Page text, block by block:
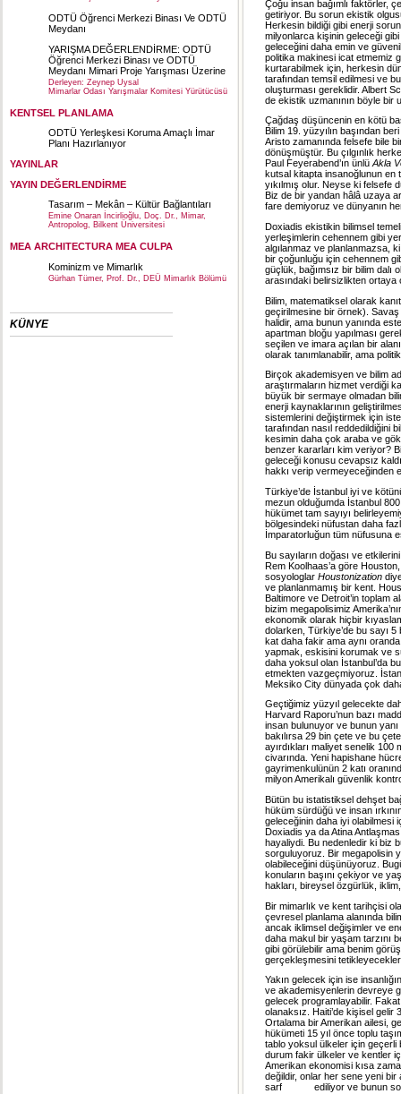
ODTÜ Öğrenci Merkezi Binası Ve ODTÜ
Meydanı
YARIŞMA DEĞERLENDİRME: ODTÜ
Öğrenci Merkezi Binası ve ODTÜ
Meydanı Mimari Proje Yarışması Üzerine
Derleyen: Zeynep Uysal
Mimarlar Odası Yarışmalar Komitesi Yürütücüsü
KENTSEL PLANLAMA
ODTÜ Yerleşkesi Koruma Amaçlı İmar
Planı Hazırlanıyor
YAYINLAR
YAYIN DEĞERLENDİRME
Tasarım – Mekân – Kültür Bağlantıları
Emine Onaran İncirlioğlu, Doç. Dr., Mimar,
Antropolog, Bilkent Üniversitesi
MEA ARCHITECTURA MEA CULPA
Kominizm ve Mimarlık
Gürhan Tümer, Prof. Dr., DEÜ Mimarlık Bölümü
KÜNYE
Çoğu insan bağımlı faktörler,
getiriyor. Bu sorun ekistik
Herkesin bildiği gibi enerji
milyonlarca kişinin geleceği gibi
geleceğini daha emin ve
politika makinesi icat etmemiz
kurtarabilmek için, herkesin
tarafından temsil edilmesi ve
oluşturması gereklidir. Albert
de ekistik uzmanının böyle bir
Çağdaş düşüncenin en kötü
Bilim 19. yüzyılın başından
Aristo zamanında felsefe bile
dönüşmüştür. Bu çılgınlık
Paul Feyerabend’ın ünlüAkla
kutsal kitapta insanoğlunun en
yıkılmış olur. Neyse ki felsefe
Biz de bir yandan hâlâ uzaya
fare demiyoruz ve dünyanın
Doxiadis ekistikin bilimsel
yerleşimlerin cehennem gibi
algılanmaz ve planlanmazsa,
bir çoğunluğu için cehennem
güçlük, bağımsız bir bilim
arasındaki belirsizlikten ortaya
Bilim, matematiksel olarak
geçirilmesine bir örnek).
halidir, ama bunun yanında
apartman bloğu yapılması
seçilen ve imara açılan bir
olarak tanımlanabilir, ama
Birçok akademisyen ve bilim
araştırmaların hizmet verdiği
büyük bir sermaye olmadan
enerji kaynaklarının
sistemlerini değiştirmek için
tarafından nasıl reddedildiğini
kesimin daha çok araba ve
benzer kararları kim veriyor?
geleceği konusu cevapsız
hakkı verip vermeyeceğinden
Türkiye’de İstanbul iyi ve
mezun olduğumda İstanbul
hükümet tam sayıyı
bölgesindeki nüfustan daha
İmparatorluğun tüm nüfusuna
Bu sayıların doğası ve
Rem Koolhaas’a göre
sosyologlar Houstonization
ve planlanmamış bir kent.
Baltimore ve Detroit’in toplam
bizim megapolisimiz
ekonomik olarak hiçbir
dolarken, Türkiye’de bu sayı
kat daha fakir ama aynı
yapmak, eskisini korumak ve
daha yoksul olan İstanbul’da
etmekten vazgeçmiyoruz.
Meksiko City dünyada çok
Geçtiğimiz yüzyıl gelecekte
Harvard Raporu’nun bazı
insan bulunuyor ve bunun
bakılırsa 29 bin çete ve bu
ayırdıkları maliyet senelik 100
civarında. Yeni hapishane
gayrimenkulünün 2 katı
milyon Amerikalı güvenlik
Bütün bu istatistiksel dehşet
hüküm sürdüğü ve insan
geleceğinin daha iyi olabilmesi
Doxiadis ya da Atina
hayaliydi. Bu nedenledir ki biz
sorguluyoruz. Bir megapolisin
olabileceğini düşünüyoruz.
konuların başını çekiyor ve
hakları, bireysel özgürlük,
Bir mimarlık ve kent tarihçisi
çevresel planlama alanında
ancak iklimsel değişimler ve
daha makul bir yaşam tarzını
gibi görülebilir ama benim
gerçekleşmesini
Yakın gelecek için ise
ve akademisyenlerin devreye
gelecek programlayabilir.
olanaksız. Haiti’de kişisel gelir
Ortalama bir Amerikan ailesi,
hükümeti 15 yıl önce toplu
tablo yoksul ülkeler için geçerli
durum fakir ülkeler ve kentler
Amerikan ekonomisi kısa
değildir, onlar her sene yeni
sarf ediliyor ve bunun